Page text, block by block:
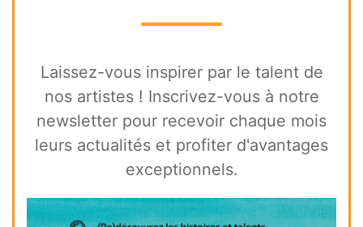
⸻
Laissez-vous inspirer par le talent de
nos artistes ! Inscrivez-vous à notre
newsletter pour recevoir chaque mois
leurs actualités et profiter d'avantages
exceptionnels.